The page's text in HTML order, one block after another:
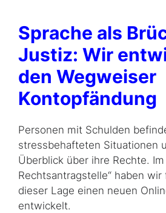
Sprache als
Justiz: Wir
den Wegweiser
Kontopfändung
Personen mit Schulden
stressbehafteten Situationen
Überblick über ihre Rechte.
Rechtsantragstelle“ haben
dieser Lage einen neuen
entwickelt.